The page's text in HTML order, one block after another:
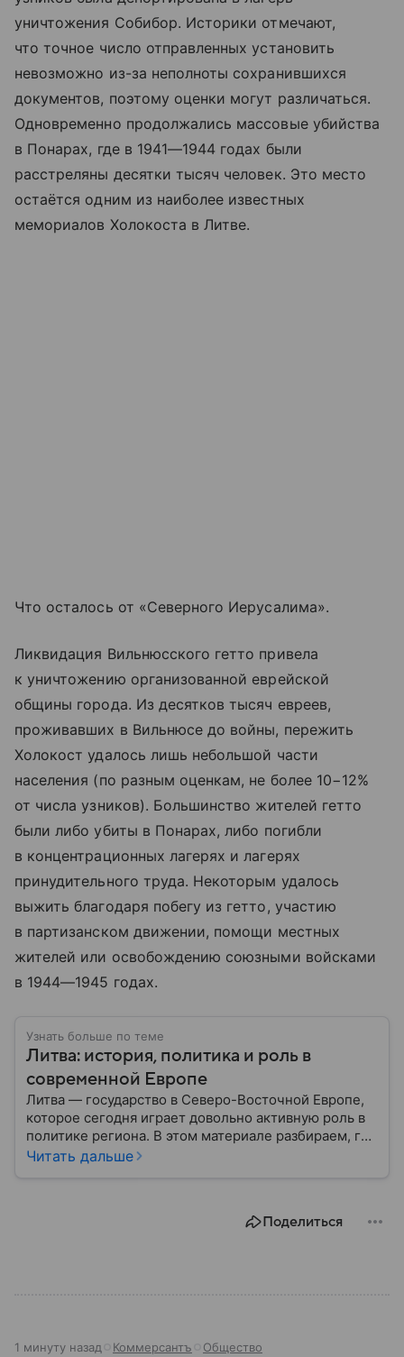
уничтожения Собибор. Историки отмечают,
что точное число отправленных установить
невозможно из-за неполноты сохранившихся
документов, поэтому оценки могут различаться.
Одновременно продолжались массовые убийства
в Понарах, где в 1941—1944 годах были
расстреляны десятки тысяч человек. Это место
остаётся одним из наиболее известных
мемориалов Холокоста в Литве.
Что осталось от «Северного Иерусалима».
Ликвидация Вильнюсского гетто привела
к уничтожению организованной еврейской
общины города. Из десятков тысяч евреев,
проживавших в Вильнюсе до войны, пережить
Холокост удалось лишь небольшой части
населения (по разным оценкам, не более 10−12%
от числа узников). Большинство жителей гетто
были либо убиты в Понарах, либо погибли
в концентрационных лагерях и лагерях
принудительного труда. Некоторым удалось
выжить благодаря побегу из гетто, участию
в партизанском движении, помощи местных
жителей или освобождению союзными войсками
в 1944—1945 годах.
Узнать больше по теме
Литва: история, политика и роль в
современной Европе
Литва — государство в Северо-Восточной Европе,
которое сегодня играет довольно активную роль в
политике региона. В этом материале разбираем, где
находится Литва, как она формировалась
Читать дальше
Поделиться
1 минуту назад Коммерсантъ Общество